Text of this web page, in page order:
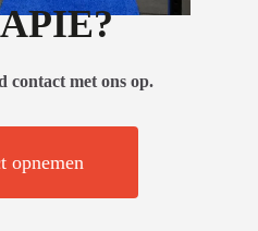
contact met ons op.
opnemen